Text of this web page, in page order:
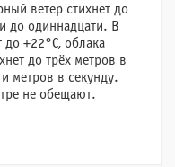
ветер стихнет до
до одиннадцати. В
до +22°C, облака
до трёх метров в
метров в секунду.
не обещают.